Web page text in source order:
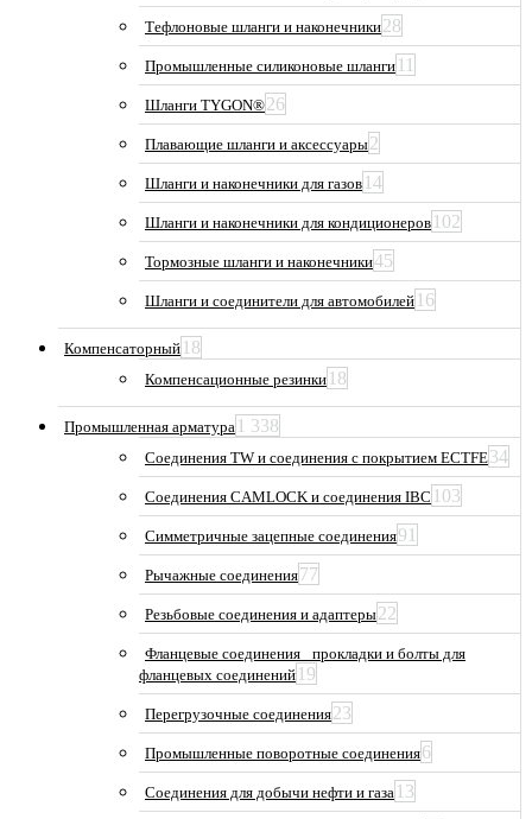
Тефлоновые шланги и наконечники28
Промышленные силиконовые шланги 11
Шланги TYGON®26
Плавающие шланги и аксессуары2
Шланги и наконечники для газов 14
Шланги и наконечники для кондиционеров 102
Тормозные шланги и наконечники45
Шланги и соединители для автомобилей 16
Компенсаторный 18
Компенсационные резинки 18
Промышленная арматура 1 338
Соединения TW и соединения с покрытием ECTFE34
Соединения CAMLOCK и соединения IBC 103
Симметричные зацепные соединения91
Рычажные соединения77
Резьбовые соединения и адаптеры22
Фланцевые соединения_ прокладки и болты для
фланцевых соединений 19
Перегрузочные соединения23
Промышленные поворотные соединения6
Соединения для добычи нефти и газа 13